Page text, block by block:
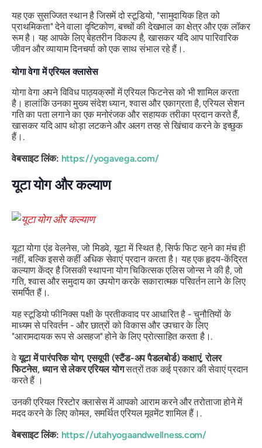
यह एक सुसज्जित स्थान है जिसमें दो स्टूडियो, "सामुदायिक हित को
प्राथमिकता" देने वाला दृष्टिकोण, बच्चों की देखभाल का क्षेत्र और एक लॉकर
रूम है। यह आपके लिए बेहतरीन विकल्प है, खासकर यदि आप पारिवारिक
जीवन और व्यायाम दिनचर्या को एक साथ संभाल रहे हैं।.
योगा वेगा में एरियल क्लासेस
योगा वेगा अपने विविध पाठ्यक्रमों में एरियल फिटनेस को भी शामिल करता
है। हालांकि उनका मुख्य संदेश ध्यान, श्वास और एकाग्रता है, एरियल सेशन
गति का पता लगाने का एक मनोरंजक और सहायक तरीका प्रदान करते हैं,
खासकर यदि आप थोड़ा लटकने और अलग तरह से खिंचाव करने के इच्छुक
हैं।.
वेबसाइट लिंक: https://yogavega.com/
यूटा योग और कल्याण
यूटा योगा एंड वेलनेस, जो मिडवे, यूटा में स्थित है, सिर्फ फिट रहने का मंच ही
नहीं, बल्कि इससे कहीं अधिक सेवाएं प्रदान करता है। यह एक हृदय-केंद्रित
कल्याण केंद्र है जिसकी स्थापना योग चिकित्सक एलिस जोन्स ने की है, जो
गति, श्वास और समुदाय का उपयोग करके सकारात्मक परिवर्तन लाने के लिए
समर्पित हैं।.
यह स्टूडियो फीनिक्स पक्षी के प्रतीकवाद पर आधारित है - चुनौतियों के
माध्यम से परिवर्तन - और छात्रों को विकास और उपचार के लिए
"आरामदायक रूप से असहज" होने के लिए प्रोत्साहित करता है।.
वेयूटा में पारंपरिक योग, एसयूपी (स्टैंड-अप पैडलबोर्ड) कक्षाएं, रोलर
फिटनेस, ध्यान से लेकर एरियल योगसत्रों तक कई प्रकार की सेवाएं प्रदान
करते हैं ।
उनकी एरियल रिस्टोर क्लासेस में आपको आराम करने और तरोताजा होने में
मदद करने के लिए कोमल, समर्थित एरियल मूवमेंट शामिल हैं।.
वेबसाइट लिंक: https://utahyogaandwellness.com/